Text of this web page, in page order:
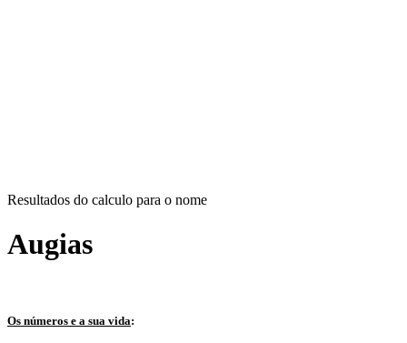
Resultados do calculo para o nome
Augias
Os números e a sua vida: